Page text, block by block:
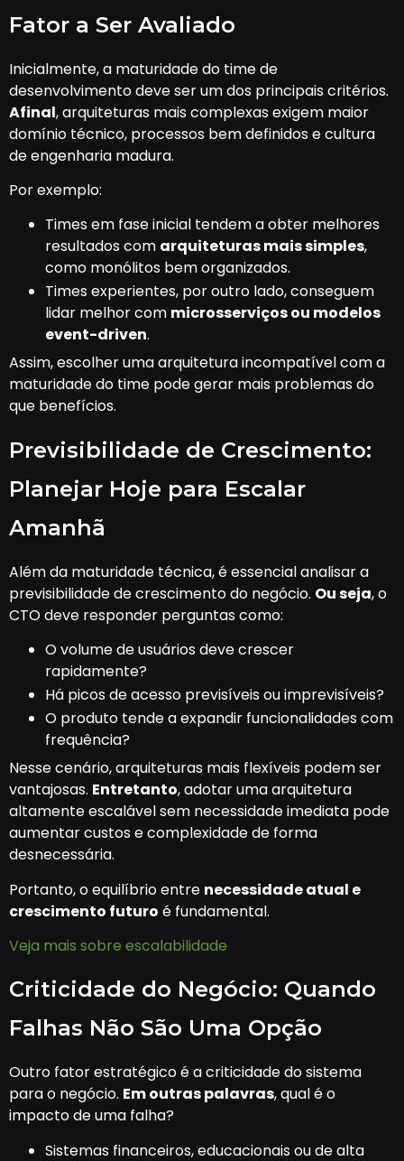
Fator a Ser Avaliado
Inicialmente, a maturidade do time de
desenvolvimento deve ser um dos principais critérios.
Afinal, arquiteturas mais complexas exigem maior
domínio técnico, processos bem definidos e cultura
de engenharia madura.
Por exemplo:
Times em fase inicial tendem a obter melhores
resultados com arquiteturas mais simples,
como monólitos bem organizados.
Times experientes, por outro lado, conseguem
lidar melhor com microsserviços ou modelos
event-driven.
Assim, escolher uma arquitetura incompatível com a
maturidade do time pode gerar mais problemas do
que benefícios.
Previsibilidade de Crescimento:
Planejar Hoje para Escalar
Amanhã
Além da maturidade técnica, é essencial analisar a
previsibilidade de crescimento do negócio. Ou seja, o
CTO deve responder perguntas como:
O volume de usuários deve crescer
rapidamente?
Há picos de acesso previsíveis ou imprevisíveis?
O produto tende a expandir funcionalidades com
frequência?
Nesse cenário, arquiteturas mais flexíveis podem ser
vantajosas. Entretanto, adotar uma arquitetura
altamente escalável sem necessidade imediata pode
aumentar custos e complexidade de forma
desnecessária.
Portanto, o equilíbrio entre necessidade atual e
crescimento futuro é fundamental.
Veja mais sobre escalabilidade
Criticidade do Negócio: Quando
Falhas Não São Uma Opção
Outro fator estratégico é a criticidade do sistema
para o negócio. Em outras palavras, qual é o
impacto de uma falha?
Sistemas financeiros, educacionais ou de alta